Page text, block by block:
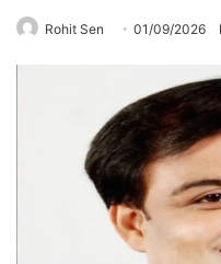
Rohit Sen 01/09/2026